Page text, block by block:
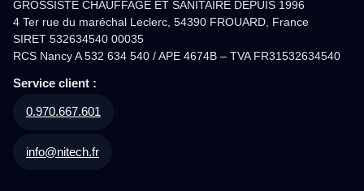
GROSSISTE CHAUFFAGE ET SANITAIRE DEPUIS 1996
4 Ter rue du maréchal Leclerc, 54390 FROUARD, France
SIRET 532634540 00035
RCS Nancy A 532 634 540 / APE 4674B – TVA FR31532634540
Service client :
0.970.667.601
info@nitech.fr